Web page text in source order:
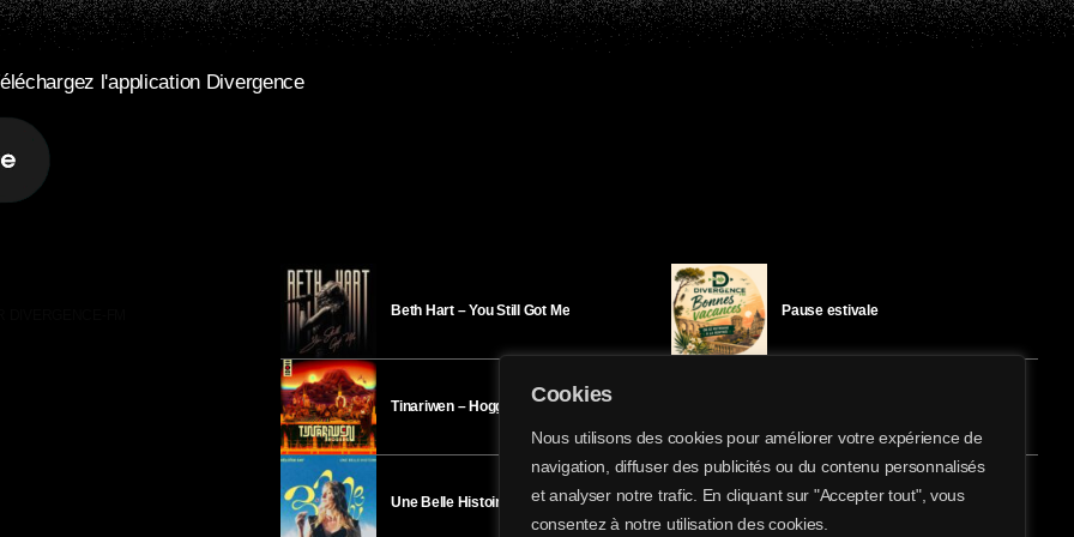
Cookies
Nous utilisons des cookies pour améliorer votre expérience de
navigation, diffuser des publicités ou du contenu personnalisés
et analyser notre trafic. En cliquant sur "Accepter tout", vous
consentez à notre utilisation des cookies.
share
email
l'application Divergence
Beth Hart – You Still Got Me
Tinariwen – Hoggar
Une Belle Histoire – Héloïse Bay
Pause estivale
Ici l’Ombre – mardi 28 juillet